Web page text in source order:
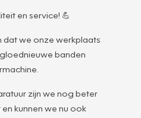
en service! 💪
dat we onze werkplaats
banden
zijn we nog beter
kunnen we nu ook